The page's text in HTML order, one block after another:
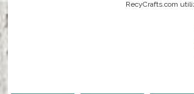
RecyCrafts.com